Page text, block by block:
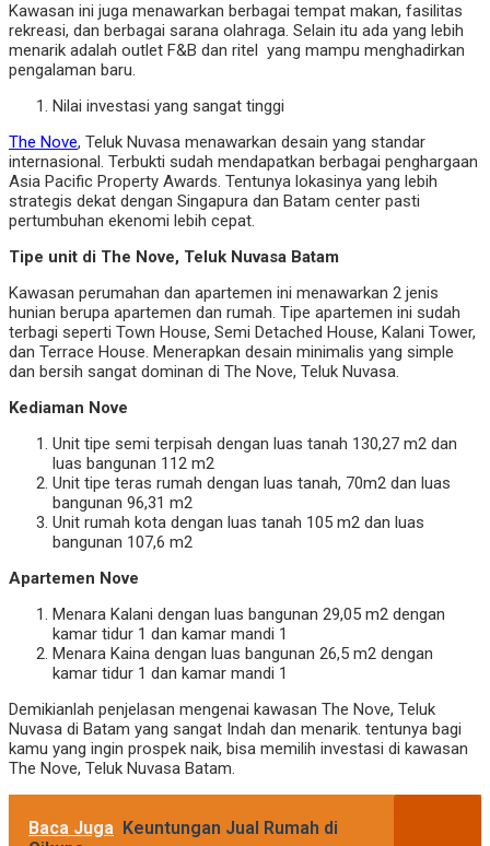
Kawasan ini juga menawarkan berbagai tempat makan, fasilitas
rekreasi, dan berbagai sarana olahraga. Selain itu ada yang lebih
menarik adalah outlet F&B dan ritel yang mampu menghadirkan
pengalaman baru.
Nilai investasi yang sangat tinggi
The Nove, Teluk Nuvasa menawarkan desain yang standar
internasional. Terbukti sudah mendapatkan berbagai penghargaan
Asia Pacific Property Awards. Tentunya lokasinya yang lebih
strategis dekat dengan Singapura dan Batam center pasti
pertumbuhan ekenomi lebih cepat.
Tipe unit di The Nove, Teluk Nuvasa Batam
Kawasan perumahan dan apartemen ini menawarkan 2 jenis
hunian berupa apartemen dan rumah. Tipe apartemen ini sudah
terbagi seperti Town House, Semi Detached House, Kalani Tower,
dan Terrace House. Menerapkan desain minimalis yang simple
dan bersih sangat dominan di The Nove, Teluk Nuvasa.
Kediaman Nove
Unit tipe semi terpisah dengan luas tanah 130,27 m2 dan
luas bangunan 112 m2
Unit tipe teras rumah dengan luas tanah, 70m2 dan luas
bangunan 96,31 m2
Unit rumah kota dengan luas tanah 105 m2 dan luas
bangunan 107,6 m2
Apartemen Nove
Menara Kalani dengan luas bangunan 29,05 m2 dengan
kamar tidur 1 dan kamar mandi 1
Menara Kaina dengan luas bangunan 26,5 m2 dengan
kamar tidur 1 dan kamar mandi 1
Demikianlah penjelasan mengenai kawasan The Nove, Teluk
Nuvasa di Batam yang sangat Indah dan menarik. tentunya bagi
kamu yang ingin prospek naik, bisa memilih investasi di kawasan
The Nove, Teluk Nuvasa Batam.
Baca Juga Keuntungan Jual Rumah di